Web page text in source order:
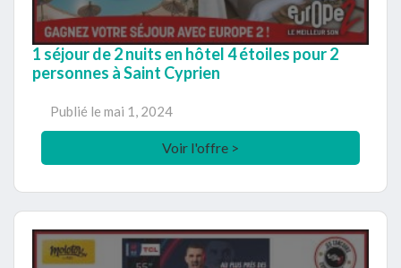
1 séjour de 2 nuits en hôtel 4 étoiles pour 2
personnes à Saint Cyprien
Publié le mai 1, 2024
Voir l'offre >